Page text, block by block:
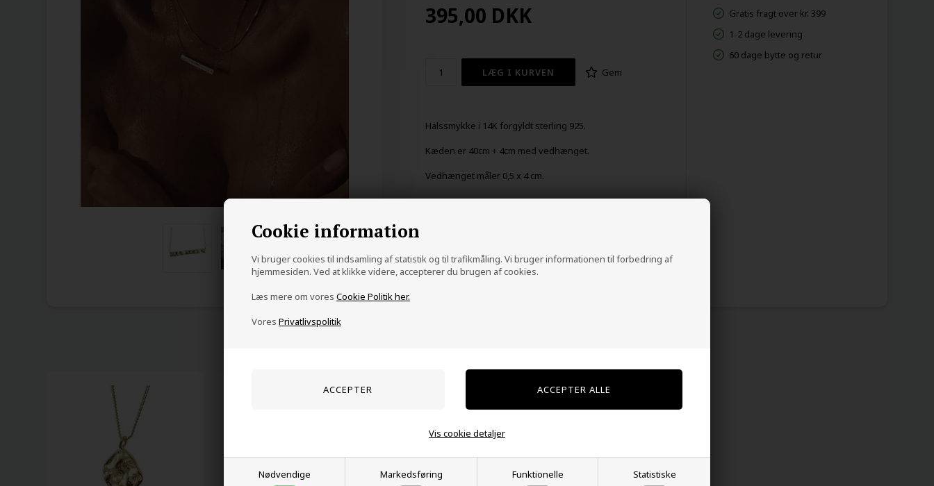
Cookie information
Vi bruger cookies til indsamling af statistik og til trafikmåling. Vi bruger informationen til forbedring af
hjemmesiden. Ved at klikke videre, accepterer du brugen af cookies.
Læs mere om vores Cookie Politik her.
Vores Privatlivspolitik
Nødvendige Markedsføring Funktionelle Statistiske
Vis cookie detaljer
395,00 DKK
Gem
Halssmykke i 14K forgyldt sterling 925.
Kæden er 40cm + 4cm med vedhænget.
Vedhænget måler 0,5 x 4 cm.
Gratis fragt over kr. 399
1-2 dage levering
60 dage bytte og retur